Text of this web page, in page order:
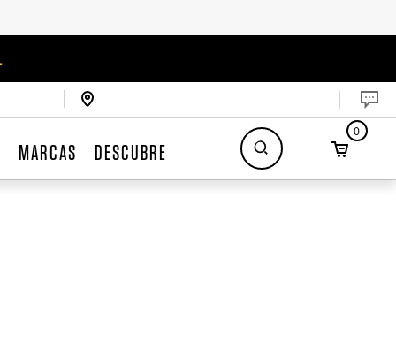
MARCAS DESCUBRE
0